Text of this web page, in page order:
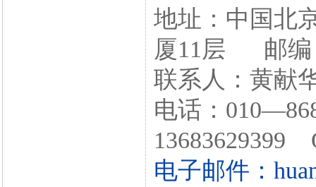
地址：中国北
厦11层 邮编
联系人：黄献
电话：
13683629399
电子邮件：